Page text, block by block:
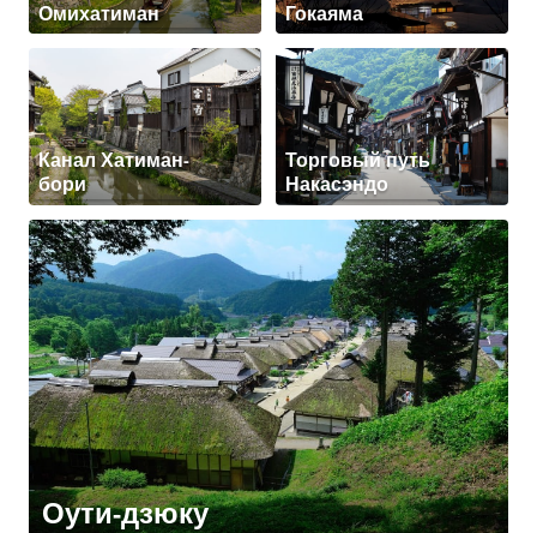
Омихатиман Гокаяма
Канал Хатиман-
бори
Торговый путь
Накасэндо
Оути-дзюку